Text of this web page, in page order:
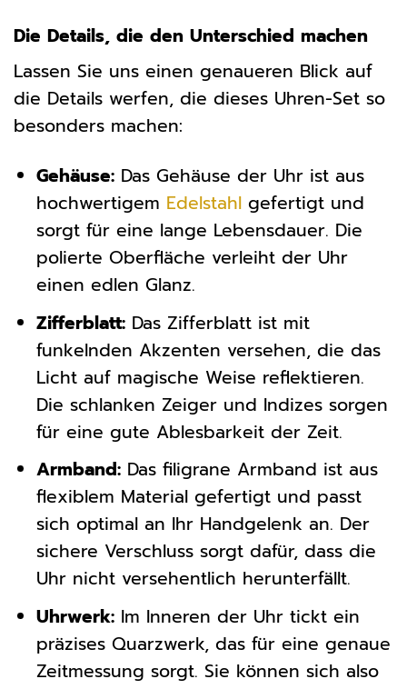
Die Details, die den Unterschied machen
Lassen Sie uns einen genaueren Blick auf
die Details werfen, die dieses Uhren-Set so
besonders machen:
Gehäuse:Das Gehäuse der Uhr ist aus
hochwertigem Edelstahlgefertigt und
sorgt für eine lange Lebensdauer. Die
polierte Oberfläche verleiht der Uhr
einen edlen Glanz.
Zifferblatt:Das Zifferblatt ist mit
funkelnden Akzenten versehen, die das
Licht auf magische Weise reflektieren.
Die schlanken Zeiger und Indizes sorgen
für eine gute Ablesbarkeit der Zeit.
Armband:Das filigrane Armband ist aus
flexiblem Material gefertigt und passt
sich optimal an Ihr Handgelenk an. Der
sichere Verschluss sorgt dafür, dass die
Uhr nicht versehentlich herunterfällt.
Uhrwerk:Im Inneren der Uhr tickt ein
präzises Quarzwerk, das für eine genaue
Zeitmessung sorgt. Sie können sich also